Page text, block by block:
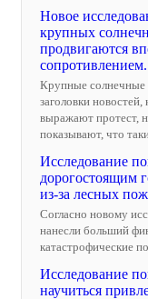
Новое
крупных
продвигаются
сопротивлением.
Крупные солнечные
заголовки
выражают протест,
показывают, что
Исследование
дорогостоящим
из-за лесных
Согласно новому
нанесли больший
катастрофические
Исследование
научиться